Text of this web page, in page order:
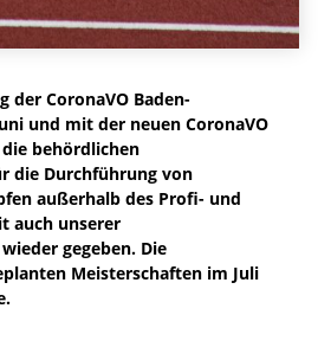
der CoronaVO Baden-
und mit der neuen CoronaVO
behördlichen
die Durchführung von
außerhalb des Profi- und
auch unserer
gegeben. Die
Meisterschaften im Juli